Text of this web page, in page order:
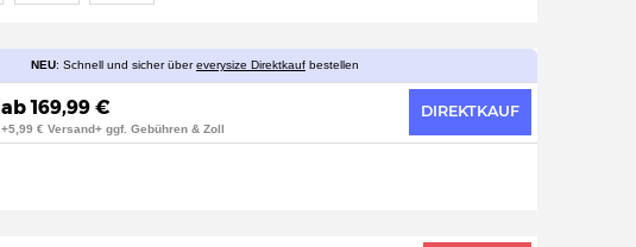
NEU: Schnell und sicher übereverysize Direktkaufbestellen
ab 169,99 €
+5,99 € Versand+ ggf. Gebühren & Zoll
DIREKTKAUF